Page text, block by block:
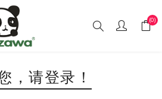
(0)
，请登录！